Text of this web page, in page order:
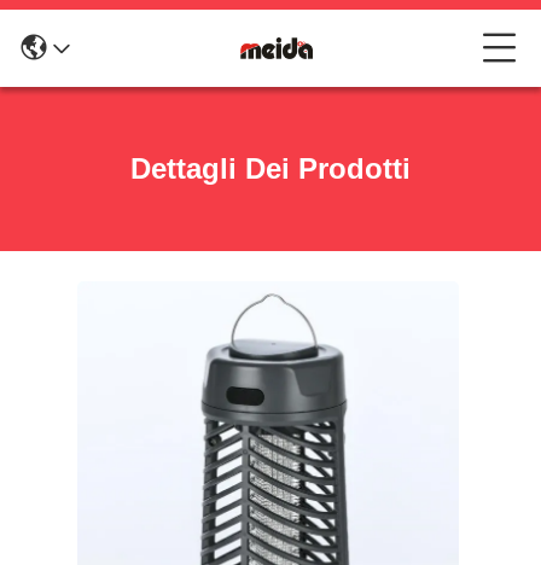
Dettagli Dei Prodotti